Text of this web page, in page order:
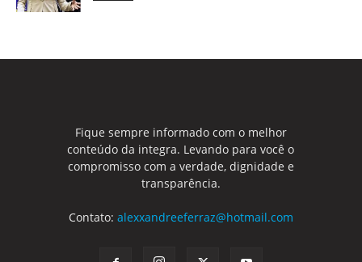
Fique sempre informado com o melhor
conteúdo da integra. Levando para você o
compromisso com a verdade, dignidade e
transparência.
Contato: alexxandreeferraz@hotmail.com